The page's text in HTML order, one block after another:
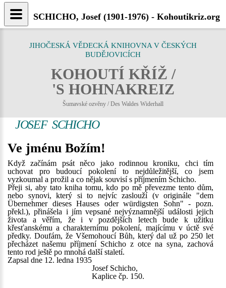
JIHOČESKÁ VĚDECKÁ KNIHOVNA V ČESKÝCH
BUDĚJOVICÍCH
KOHOUTÍ KŘÍŽ /
'S HOHNAKREIZ
Šumavské ozvěny / Des Waldes Widerhall
JOSEF SCHICHO
Ve jménu Božím!
Když začínám psát něco jako rodinnou kroniku, chci tím
uchovat pro budoucí pokolení to nejdůležitější, co jsem
vyzkoumal a prožil a co nějak souvisí s příjmením Schicho.
Přeji si, aby tato kniha tomu, kdo po mě převezme tento dům,
nebo synovi, který si to nejvíc zaslouží (v originále "dem
Übernehmer dieses Hauses oder würdigsten Sohn" - pozn.
překl.), přinášela i jím vepsané nejvýznamnější události jejich
života a věřím, že i v pozdějších letech bude k užitku
křesťanskému a charakternímu pokolení, majícímu v úctě své
předky. Doufám, že Všemohoucí Bůh, který dal už po 250 let
přecházet našemu příjmení Schicho z otce na syna, zachová
tento rod ještě po mnohá další staletí.
Zapsal dne 12. ledna 1935
Josef Schicho,
Kaplice čp. 150.
SCHICHO, Josef (1901-1976) - Kohoutikriz.org